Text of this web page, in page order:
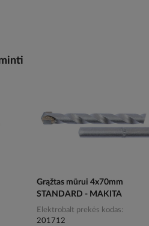
Grąžtas mūrui 4x70mm
STANDARD - MAKITA
Elektrobalt prekės kodas
201712